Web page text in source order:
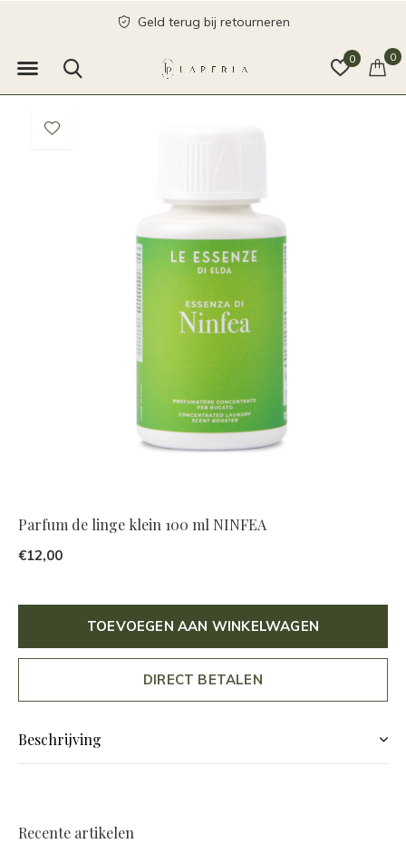
0 0
Geld terug bij retourneren
Parfum de linge klein 100 ml NINFEA
€12,00
TOEVOEGEN AAN WINKELWAGEN
DIRECT BETALEN
Beschrijving
Recente artikelen